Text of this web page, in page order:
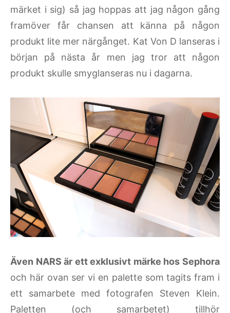
märket i sig) så jag hoppas att jag någon gång
framöver får chansen att känna på någon
produkt lite mer närgånget. Kat Von D lanseras i
början på nästa år men jag tror att någon
produkt skulle smyglanseras nu i dagarna.
Även NARS är ett exklusivt märke hos Sephora
och här ovan ser vi en palette som tagits fram i
ett samarbete med fotografen Steven Klein.
Paletten (och samarbetet) tillhör